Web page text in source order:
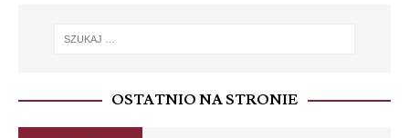
OSTATNIO NA STRONIE